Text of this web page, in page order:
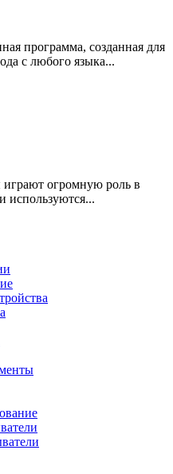
программа, созданная для
с любого языка...
огромную роль в
используются...